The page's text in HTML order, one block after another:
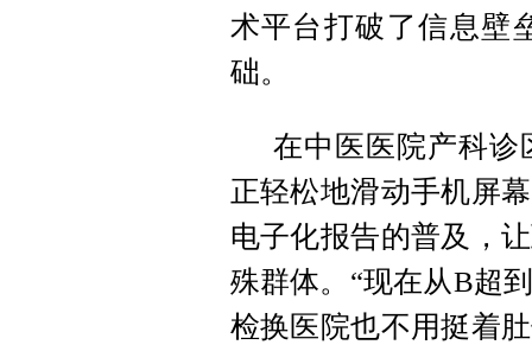
术平台打破了信息壁
础。
在中医医院产科诊
正轻松地滑动手机屏
电子化报告的普及，
殊群体。“现在从B超
检换医院也不用挺着